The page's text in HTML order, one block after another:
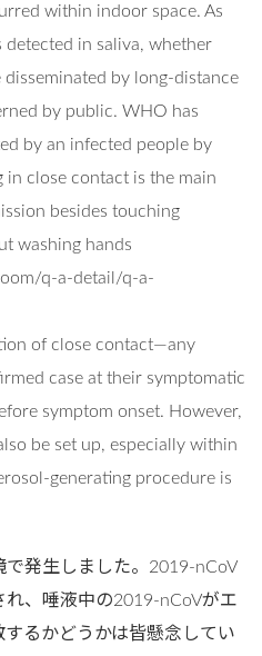
within indoor space. As
detected in saliva, whether
by long-distance
by public. WHO has
by an infected people by
in close contact is the main
besides touching
washing hands
q-a-detail/q-a-
of close contact—any
case at their symptomatic
symptom onset. However,
be set up, especially within
generating procedure is
発生しました。2019-nCoV
、唾液中の2019-nCoVがエ
るかどうかは皆懸念してい